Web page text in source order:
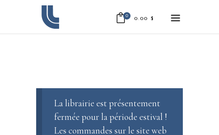
0 0.00 $
La librairie est présentement
fermée pour la période estival !
Les commandes sur le site web